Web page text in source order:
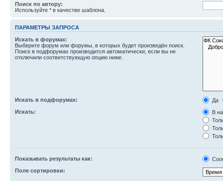
Поиск по автору:
Используйте * в качестве шаблона.
ПАРАМЕТРЫ ЗАПРОСА
Искать в форумах:
Выберите форум или форумы, в которых будет произведён поиск.
Поиск в подфорумах производится автоматически, если вы не
отключили соответствующую опцию ниже.
Искать в подфорумах:
Да
Искать:
В
Показывать результаты как:
Поле сортировки: